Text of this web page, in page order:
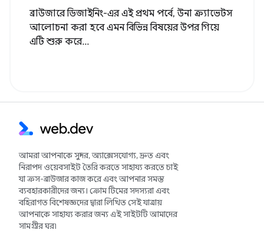
ব্রাউজারে ডিজাইনিং-এর এই প্রথম পর্বে, উনা ক্র্যাভেটস
আলোচনা করা হবে এমন বিভিন্ন বিষয়ের উপর গিয়ে
এটি শুরু করে...
আমরা আপনাকে সুন্দর, অ্যাক্সেসযোগ্য, দ্রুত এবং
নিরাপদ ওয়েবসাইট তৈরি করতে সাহায্য করতে চাই
যা ক্রস-ব্রাউজার কাজ করে এবং আপনার সমস্ত
ব্যবহারকারীদের জন্য। ক্রোম টিমের সদস্যরা এবং
বহিরাগত বিশেষজ্ঞদের দ্বারা লিখিত সেই যাত্রায়
আপনাকে সাহায্য করার জন্য এই সাইটটি আমাদের
সামগ্রীর ঘর৷